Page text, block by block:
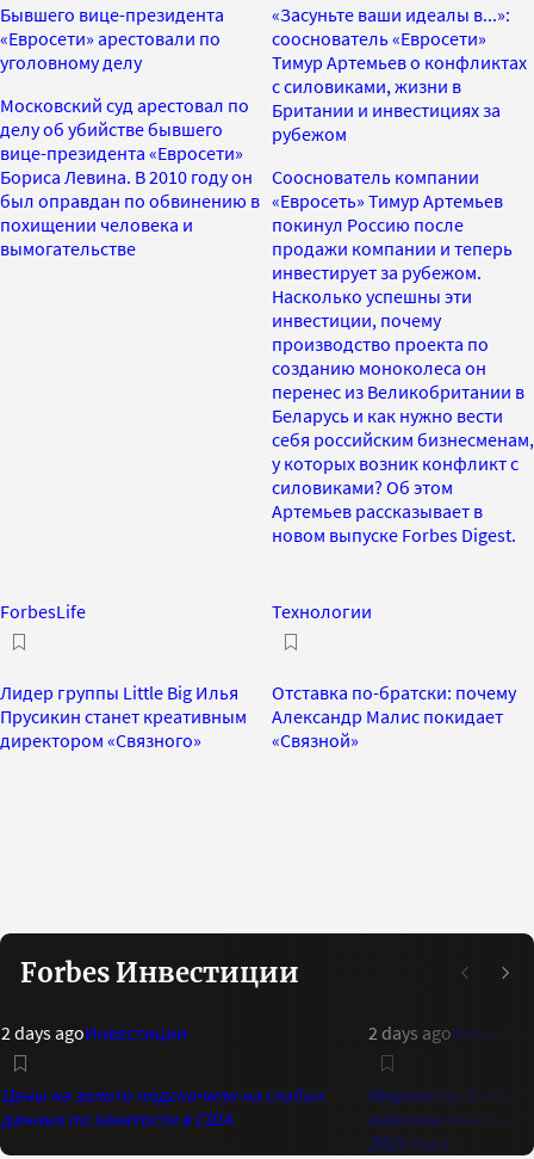
Бывшего вице-президента
«Евросети» арестовали по
уголовному делу
Московский суд арестовал по
делу об убийстве бывшего
вице-президента «Евросети»
Бориса Левина. В 2010 году он
был оправдан по обвинению в
похищении человека и
вымогательстве
«Засуньте ваши идеалы в...»:
сооснователь «Евросети»
Тимур Артемьев о конфликтах
с силовиками, жизни в
Британии и инвестициях за
рубежом
Сооснователь компании
«Евросеть» Тимур Артемьев
покинул Россию после
продажи компании и теперь
инвестирует за рубежом.
Насколько успешны эти
инвестиции, почему
производство проекта по
созданию моноколеса он
перенес из Великобритании в
Беларусь и как нужно вести
себя российским бизнесменам,
у которых возник конфликт с
силовиками? Об этом
Артемьев рассказывает в
новом выпуске Forbes Digest.
ForbesLife
Лидер группы Little Big Илья
Прусикин станет креативным
директором «Связного»
Технологии
Отставка по-братски: почему
Александр Малис покидает
«Связной»
Forbes Инвестиции
2 days agoИнвестиции
Цены на золото подскочили на слабых
данных по занятости в США
2 days ago
Индикатор Bank of
максимальный
2021 года